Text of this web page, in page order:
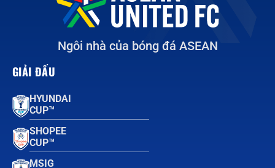
Ngôi nhà của bóng đá ASEAN
GIẢI ĐẤU
HYUNDAI
CUP™
SHOPEE
CUP™
MSIG